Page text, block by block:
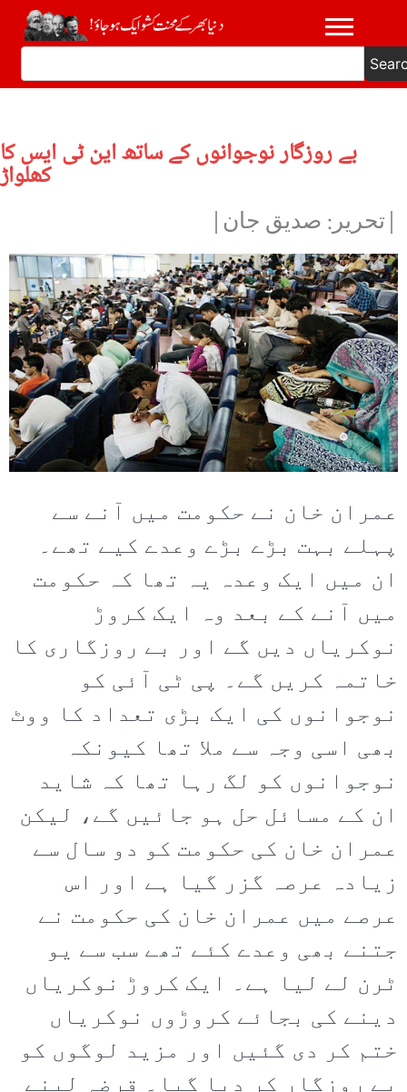
بے روزگار نوجوانوں کے ساتھ این ٹی ایس کا
کھلواڑ
|تحریر: صدیق جان|
عمران خان نے حکومت میں آنے سے
پہلے بہت بڑے بڑے وعدے کیے تھے۔
ان میں ایک وعدہ یہ تھا کہ حکومت
میں آنے کے بعد وہ ایک کروڑ
نوکریاں دیں گے اور بے روزگاری کا
خاتمہ کریں گے۔ پی ٹی آئی کو
نوجوانوں کی ایک بڑی تعداد کا ووٹ
بھی اسی وجہ سے ملا تھا کیونکہ
نوجوانوں کو لگ رہا تھا کہ شاید
ان کے مسائل حل ہو جائیں گے، لیکن
عمران خان کی حکومت کو دو سال سے
زیادہ عرصہ گزر گیا ہے اور اس
عرصے میں عمران خان کی حکومت نے
جتنے بھی وعدے کئے تھے سب سے یو
ٹرن لے لیا ہے۔ ایک کروڑ نوکریاں
دینے کی بجائے کروڑوں نوکریاں
ختم کر دی گئیں اور مزید لوگوں کو